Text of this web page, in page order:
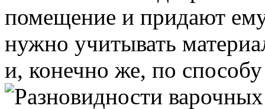
помещение и придают
нужно учитывать
и, конечно же, по